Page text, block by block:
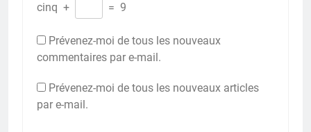
cinq + = 9
Prévenez-moi de tous les nouveaux
commentaires par e-mail.
Prévenez-moi de tous les nouveaux articles
par e-mail.